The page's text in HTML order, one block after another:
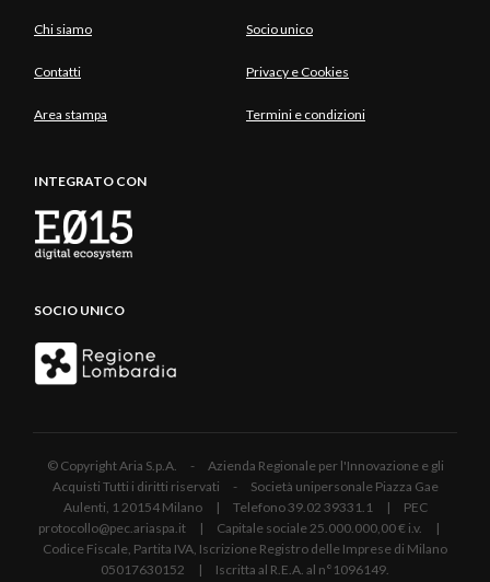
Chi siamo Socio unico
Contatti Privacy e Cookies
Area stampa Termini e condizioni
INTEGRATO CON
SOCIO UNICO
© Copyright Aria S.p.A. - Azienda Regionale per l'Innovazione e gli
Acquisti Tutti i diritti riservati - Società unipersonale Piazza Gae
Aulenti, 1 20154 Milano | Telefono 39.02 39331.1 | PEC
protocollo@pec.ariaspa.it | Capitale sociale 25.000.000,00 € i.v. |
Codice Fiscale, Partita IVA, Iscrizione Registro delle Imprese di Milano
05017630152 | Iscritta al R.E.A. al n°1096149.